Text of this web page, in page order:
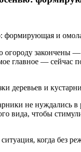
закончены
главное —
деревьев и
не
вида, чтобы
когда без